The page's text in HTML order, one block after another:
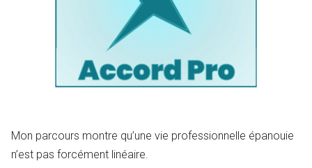
Mon parcours montre qu’une vie professionnelle épanouie
n’est pas forcément linéaire.